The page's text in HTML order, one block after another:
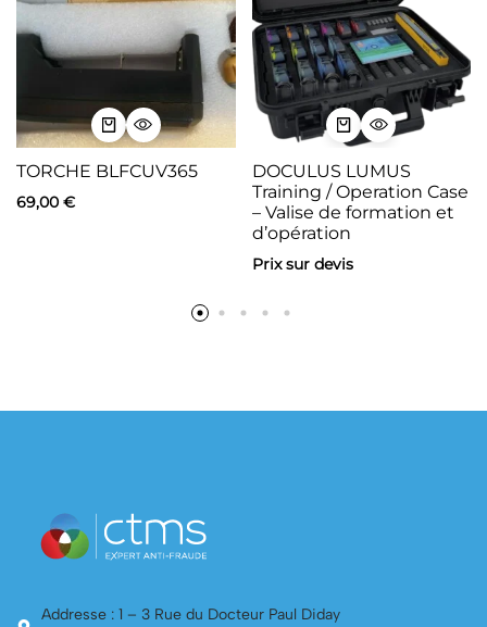
TORCHE BLFCUV365
69,00 €
DOCULUS LUMUS
Training / Operation Case
– Valise de formation et
d’opération
Prix sur devis
Addresse : 1 – 3 Rue du Docteur Paul Diday